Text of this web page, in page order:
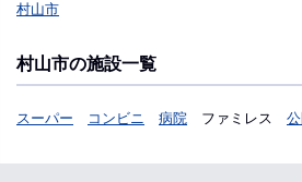
村山市
村山市の施設一覧
スーパー コンビニ 病院 ファミレス